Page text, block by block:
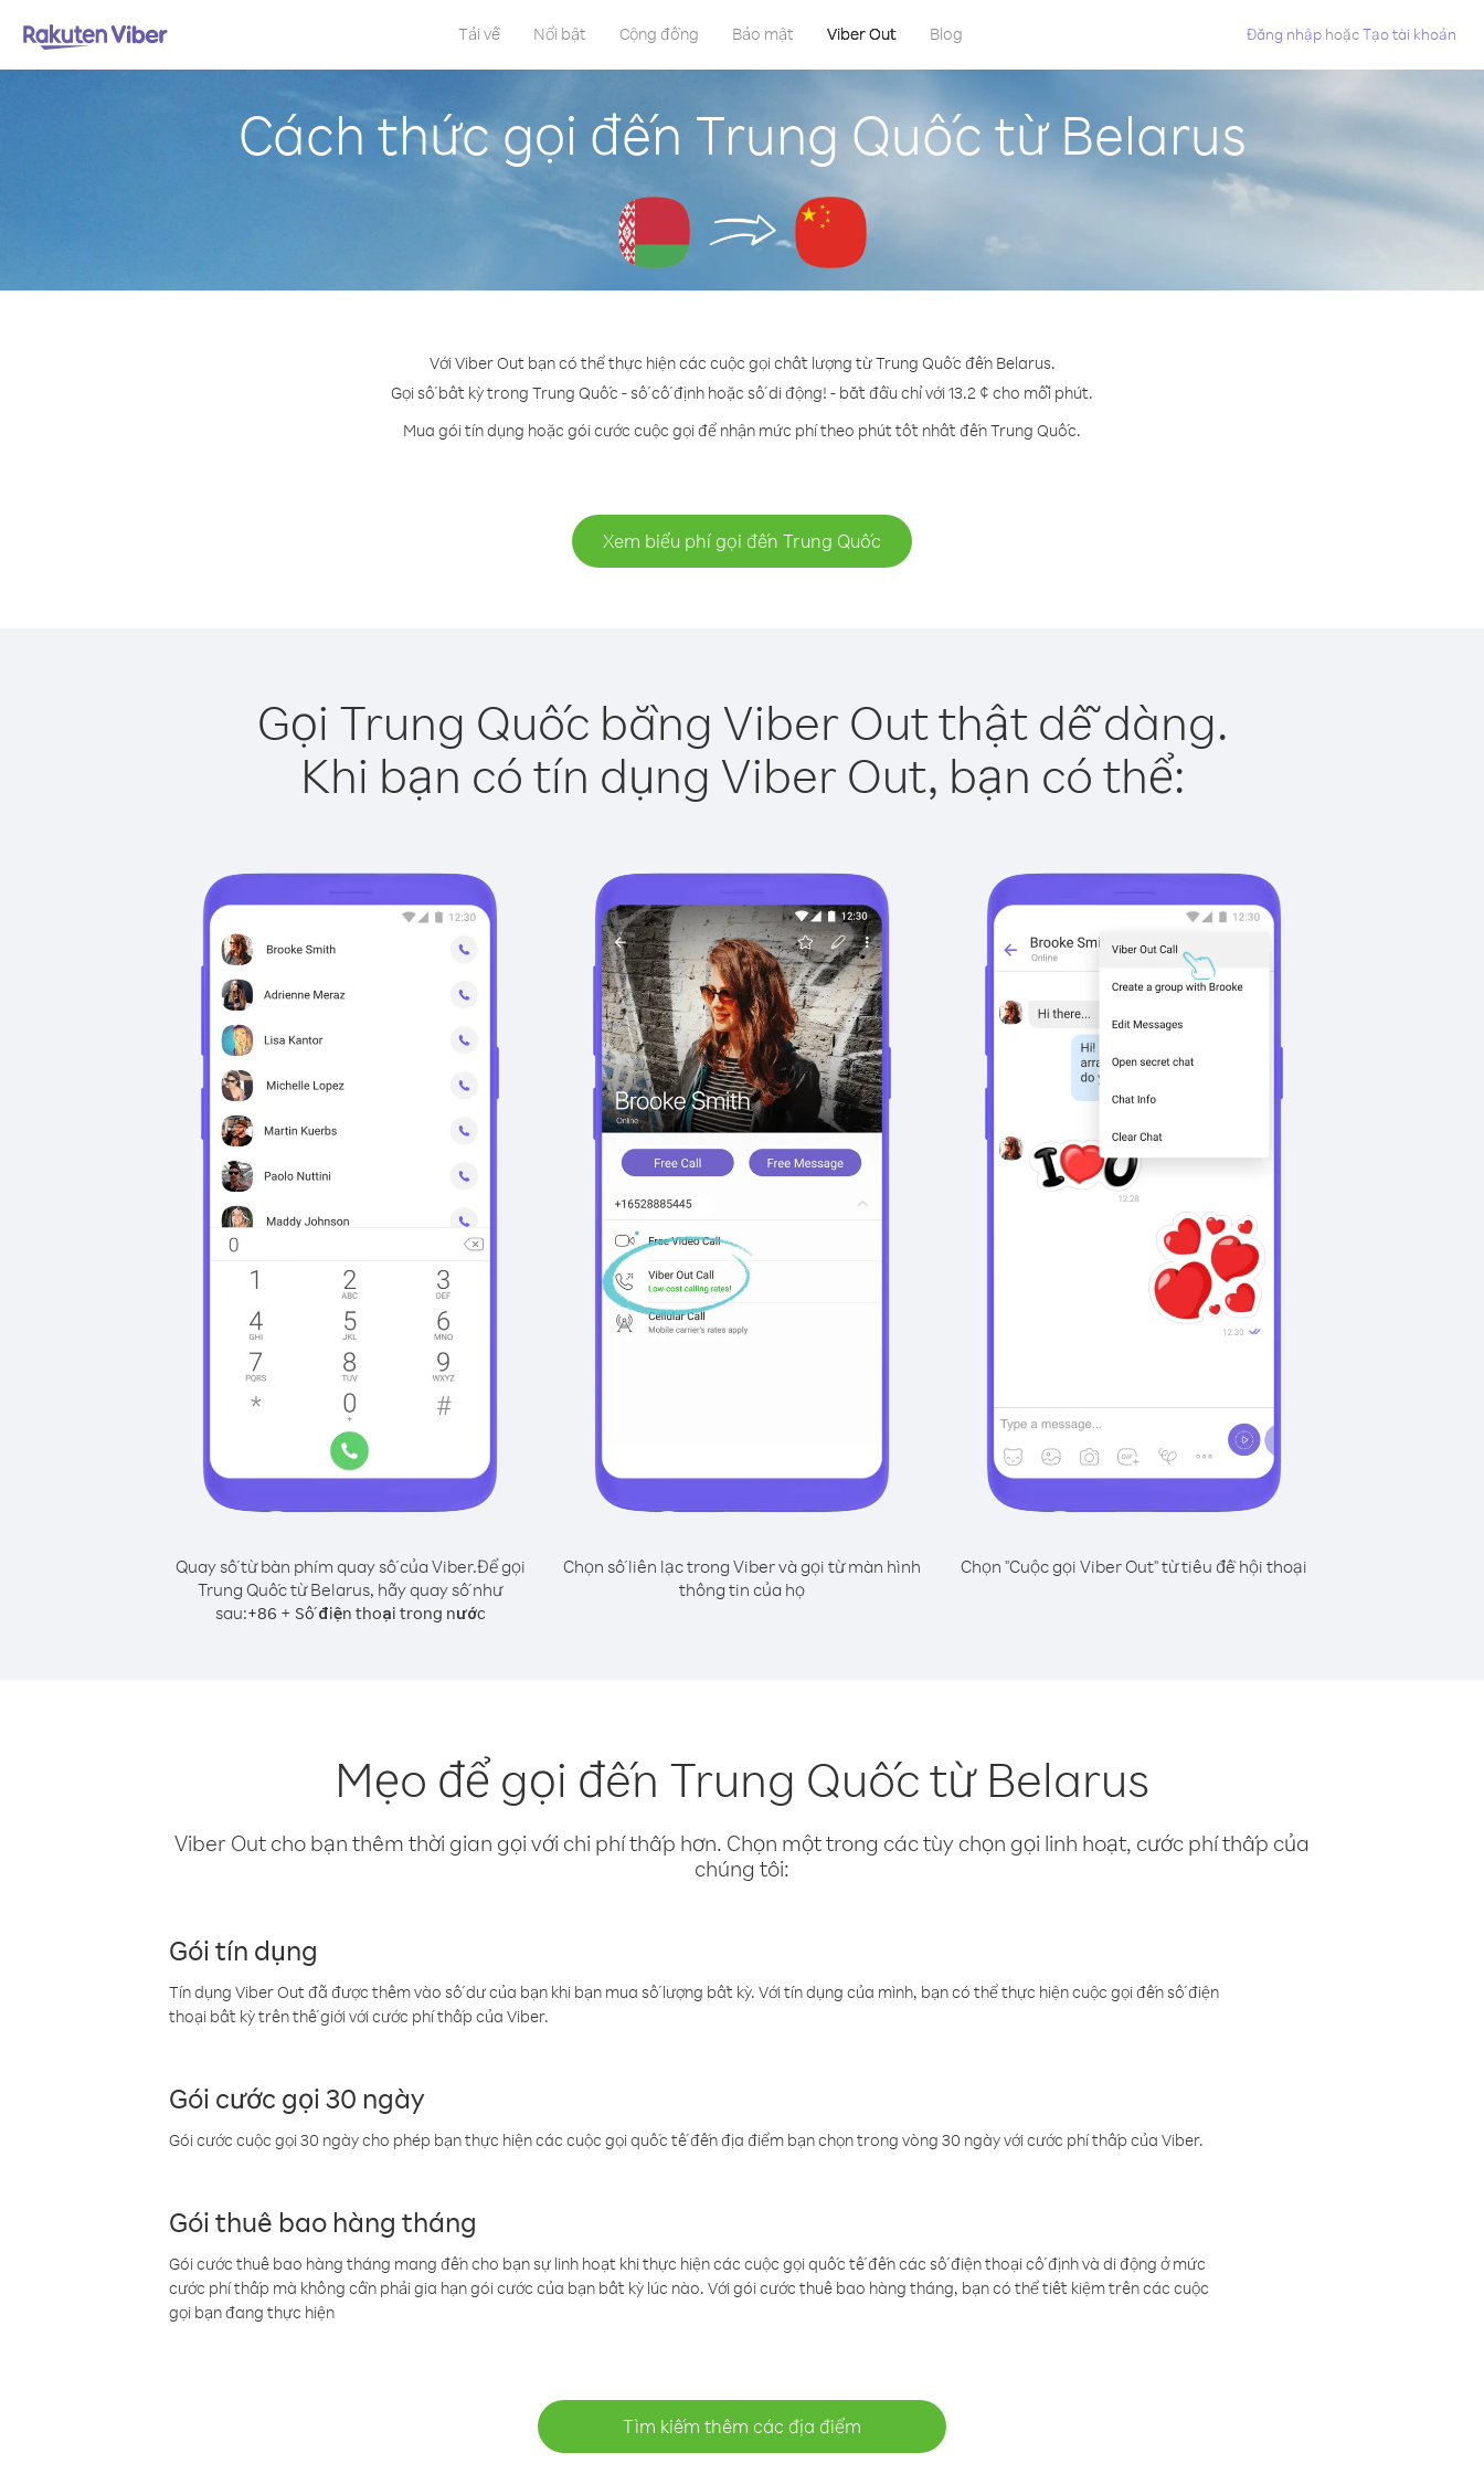
Tải về Nổi bật Cộng đồng Bảo mật Viber Out Blog Đăng nhập hoặcTạo tài khoản
Cách thức gọi đến Trung Quốc từ Belarus
Với Viber Out bạn có thể thực hiện các cuộc gọi chất lượng từ Trung Quốc đến Belarus.
Gọi số bất kỳ trong Trung Quốc - số cố định hoặc số di động! - bắt đầu chỉ với 13.2 ¢ cho mỗi phút.
Mua gói tín dụng hoặc gói cước cuộc gọi để nhận mức phí theo phút tốt nhất đến Trung Quốc.
Xem biểu phí gọi đến Trung Quốc
Gọi Trung Quốc bằng Viber Out thật dễ dàng.
Khi bạn có tín dụng Viber Out, bạn có thể:
Quay số từ bàn phím quay số của Viber.Để gọi
Trung Quốc từ Belarus, hãy quay số như
sau:+86 + Số điện thoại trong nước
Chọn số liên lạc trong Viber và gọi từ màn hình
thông tin của họ
Chọn "Cuộc gọi Viber Out" từ tiêu đề hội thoại
Mẹo để gọi đến Trung Quốc từ Belarus
Viber Out cho bạn thêm thời gian gọi với chi phí thấp hơn. Chọn một trong các tùy chọn gọi linh hoạt, cước phí thấp của
chúng tôi:
Gói tín dụng
Tín dụng Viber Out đã được thêm vào số dư của bạn khi bạn mua số lượng bất kỳ. Với tín dụng của mình, bạn có thể thực hiện cuộc gọi đến số điện
thoại bất kỳ trên thế giới với cước phí thấp của Viber.
Gói cước gọi 30 ngày
Gói cước cuộc gọi 30 ngày cho phép bạn thực hiện các cuộc gọi quốc tế đến địa điểm bạn chọn trong vòng 30 ngày với cước phí thấp của Viber.
Gói thuê bao hàng tháng
Gói cước thuê bao hàng tháng mang đến cho bạn sự linh hoạt khi thực hiện các cuộc gọi quốc tế đến các số điện thoại cố định và di động ở mức
cước phí thấp mà không cần phải gia hạn gói cước của bạn bất kỳ lúc nào. Với gói cước thuê bao hàng tháng, bạn có thể tiết kiệm trên các cuộc
gọi bạn đang thực hiện
Tìm kiếm thêm các địa điểm